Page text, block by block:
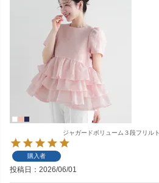
ジャガードボリューム３段フリル
購入者
投稿日 2026/06/01